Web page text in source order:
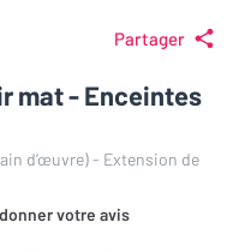
Partager
mat - Enceintes
d’œuvre) - Extension de
votre avis